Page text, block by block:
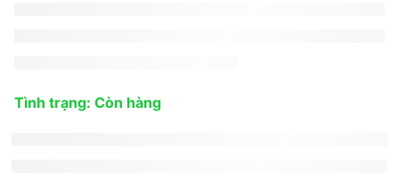
Tình trạng: Còn hàng